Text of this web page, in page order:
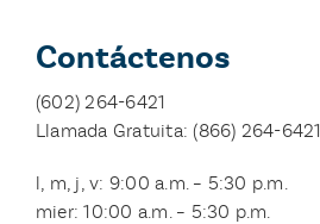
Contáctenos
(602) 264-6421
Llamada Gratuita: (866) 264-6421
l, m, j, v: 9:00 a.m. – 5:30 p.m.
mier: 10:00 a.m. – 5:30 p.m.